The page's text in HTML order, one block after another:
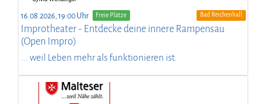
16.08.2026, 19:00 Uhr Freie Plätze Bad Reichenhall
Improtheater - Entdecke deine innere Rampensau
(Open Impro)
... weil Leben mehr als funktionieren ist.